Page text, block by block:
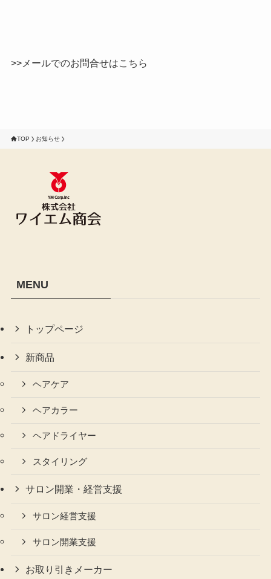
>>メールでのお問合せはこちら
TOP お知らせ
MENU
トップページ
新商品
ヘアケア
ヘアカラー
ヘアドライヤー
スタイリング
サロン開業・経営支援
サロン経営支援
サロン開業支援
お取り引きメーカー